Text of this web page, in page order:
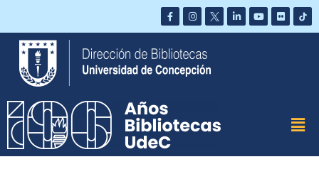
Saltar
contenido